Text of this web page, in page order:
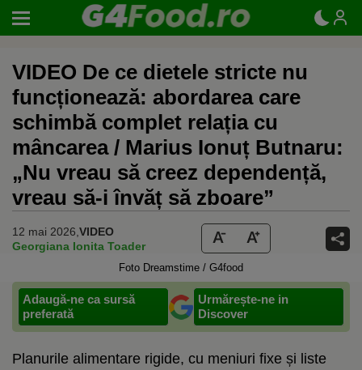
VIDEO De ce dietele stricte nu
funcționează: abordarea care
schimbă complet relația cu
mâncarea / Marius Ionuț Butnaru:
„Nu vreau să creez dependență,
vreau să-i învăț să zboare”
12 mai 2026, VIDEO
Georgiana Ionita Toader
Foto Dreamstime / G4food
Adaugă-ne ca sursă
preferată
Urmărește-ne in
Discover
Planurile alimentare rigide, cu meniuri fixe și liste